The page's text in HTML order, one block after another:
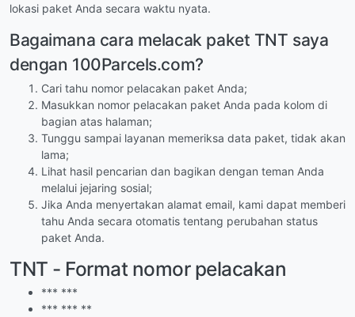
lokasi paket Anda secara waktu nyata.
Bagaimana cara melacak paket TNT saya
dengan 100Parcels.com?
Cari tahu nomor pelacakan paket Anda;
Masukkan nomor pelacakan paket Anda pada kolom di
bagian atas halaman;
Tunggu sampai layanan memeriksa data paket, tidak akan
lama;
Lihat hasil pencarian dan bagikan dengan teman Anda
melalui jejaring sosial;
Jika Anda menyertakan alamat email, kami dapat memberi
tahu Anda secara otomatis tentang perubahan status
paket Anda.
TNT - Format nomor pelacakan
*** ***
*** *** **